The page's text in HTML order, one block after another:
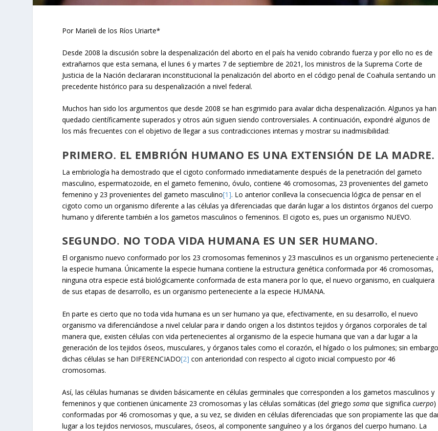
Por Marieli de los Ríos Uriarte*
Desde 2008 la discusión sobre la despenalización del aborto en el país ha venido cobrando fuerza y por ello no es de
extrañarnos que esta semana, el lunes 6 y martes 7 de septiembre de 2021, los ministros de la Suprema Corte de
Justicia de la Nación declararan inconstitucional la penalización del aborto en el código penal de Coahuila sentando un
precedente histórico para su despenalización a nivel federal.
Muchos han sido los argumentos que desde 2008 se han esgrimido para avalar dicha despenalización. Algunos ya han
quedado científicamente superados y otros aún siguen siendo controversiales. A continuación, expondré algunos de
los más frecuentes con el objetivo de llegar a sus contradicciones internas y mostrar su inadmisibilidad:
PRIMERO. EL EMBRIÓN HUMANO ES UNA EXTENSIÓN DE LA MADRE.
La embriología ha demostrado que el cigoto conformado inmediatamente después de la penetración del gameto
masculino, espermatozoide, en el gameto femenino, óvulo, contiene 46 cromosomas, 23 provenientes del gameto
femenino y 23 provenientes del gameto masculino[1]. Lo anterior conlleva la consecuencia lógica de pensar en el
cigoto como un organismo diferente a las células ya diferenciadas que darán lugar a los distintos órganos del cuerpo
humano y diferente también a los gametos masculinos o femeninos. El cigoto es, pues un organismo NUEVO.
SEGUNDO. NO TODA VIDA HUMANA ES UN SER HUMANO.
El organismo nuevo conformado por los 23 cromosomas femeninos y 23 masculinos es un organismo perteneciente
la especie humana. Únicamente la especie humana contiene la estructura genética conformada por 46 cromosomas,
ninguna otra especie está biológicamente conformada de esta manera por lo que, el nuevo organismo, en cualquiera
de sus etapas de desarrollo, es un organismo perteneciente a la especie HUMANA.
En parte es cierto que no toda vida humana es un ser humano ya que, efectivamente, en su desarrollo, el nuevo
organismo va diferenciándose a nivel celular para ir dando origen a los distintos tejidos y órganos corporales de tal
manera que, existen células con vida pertenecientes al organismo de la especie humana que van a dar lugar a la
generación de los tejidos óseos, musculares, y órganos tales como el corazón, el hígado o los pulmones; sin
dichas células se han DIFERENCIADO[2] con anterioridad con respecto al cigoto inicial compuesto por 46
cromosomas.
Así, las células humanas se dividen básicamente en células germinales que corresponden a los gametos masculinos y
femeninos y que contienen únicamente 23 cromosomas y las células somáticas (del griegosoma que significacuerpo)
conformadas por 46 cromosomas y que, a su vez, se dividen en células diferenciadas que son propiamente las que
lugar a los tejidos nerviosos, musculares, óseos, al componente sanguíneo y a los órganos del cuerpo humano. La